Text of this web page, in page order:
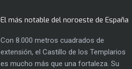
El más notable del noroeste de España
Con 8.000 metros cuadrados de
extensión, el Castillo de los Templarios
es mucho más que una fortaleza. Su